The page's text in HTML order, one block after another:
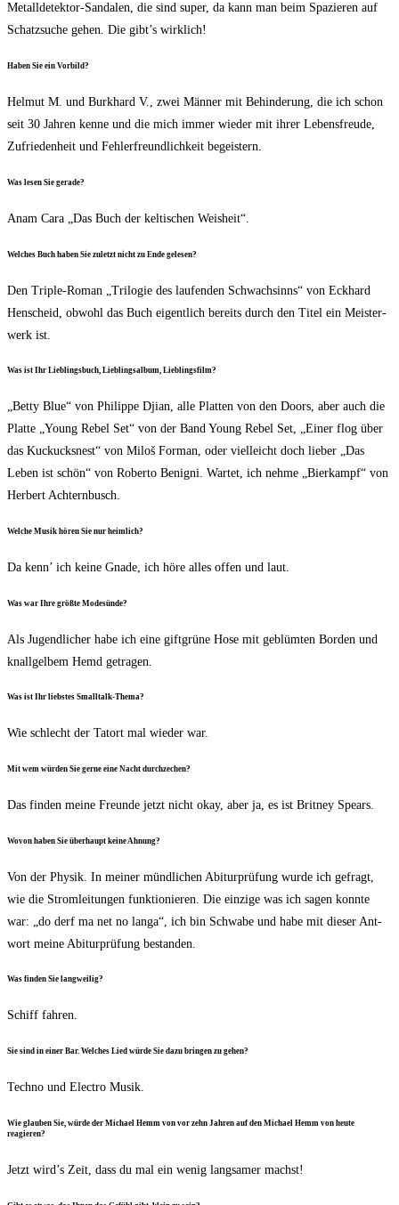
Metall­de­tek­tor-San­da­len, die sind super, da kann man beim Spa­zie­ren auf
Schatz­su­che gehen. Die gibt’s wirklich!
Haben Sie ein Vorbild?
Hel­mut M. und Burk­hard V., zwei Män­ner mit Behin­de­rung, die ich schon
seit 30 Jah­ren ken­ne und die mich immer wie­der mit ihrer Lebens­freu­de,
Zufrie­den­heit und Feh­ler­freund­lich­keit begeistern.
Was lesen Sie gerade?
Anam Cara „Das Buch der kel­ti­schen Weisheit“.
Wel­ches Buch haben Sie zuletzt nicht zu Ende gelesen?
Den Tri­ple-Roman „Tri­lo­gie des lau­fen­den Schwach­sinns“ von Eck­hard
Hen­scheid, obwohl das Buch eigent­lich bereits durch den Titel ein Meis­ter­
werk ist.
Was ist Ihr Lieb­lings­buch, Lieb­lings­al­bum, Lieblingsfilm?
„Bet­ty Blue“ von Phil­ip­pe Dji­an, alle Plat­ten von den Doors, aber auch die
Plat­te „Young Rebel Set“ von der Band Young Rebel Set, „Einer flog über
das Kuckucks­nest“ von Miloš For­man, oder viel­leicht doch lie­ber „Das
Leben ist schön“ von Rober­to Benig­ni. War­tet, ich neh­me „Bier­kampf“ von
Her­bert Achternbusch.
Wel­che Musik hören Sie nur heimlich?
Da kenn’ ich kei­ne Gna­de, ich höre alles offen und laut.
Was war Ihre größ­te Modesünde?
Als Jugend­li­cher habe ich eine gift­grü­ne Hose mit geblüm­ten Bor­den und
knall­gel­bem Hemd getragen.
Was ist Ihr liebs­tes Smalltalk-Thema?
Wie schlecht der Tat­ort mal wie­der war.
Mit wem wür­den Sie ger­ne eine Nacht durchzechen?
Das fin­den mei­ne Freun­de jetzt nicht okay, aber ja, es ist Brit­ney Spears.
Wovon haben Sie über­haupt kei­ne Ahnung?
Von der Phy­sik. In mei­ner münd­li­chen Abitur­prü­fung wur­de ich gefragt,
wie die Strom­lei­tun­gen funk­tio­nie­ren. Die ein­zi­ge was ich sagen konn­te
war: „do derf ma net no lan­ga“, ich bin Schwa­be und habe mit die­ser Ant­
wort mei­ne Abitur­prü­fung bestanden.
Was fin­den Sie langweilig?
Schiff fah­ren.
Sie sind in einer Bar. Wel­ches Lied wür­de Sie dazu brin­gen zu gehen?
Tech­no und Elec­t­ro Musik.
Wie glau­ben Sie, wür­de der Micha­el Hemm von vor zehn Jah­ren auf den Micha­el Hemm von heu­te
reagieren?
Jetzt wird’s Zeit, dass du mal ein wenig lang­sa­mer machst!